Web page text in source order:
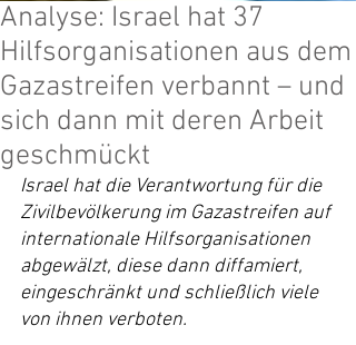
Analyse: Israel hat 37
Hilfsorganisationen aus dem
Gazastreifen verbannt – und
sich dann mit deren Arbeit
geschmückt
Israel hat die Verantwortung für die
Zivilbevölkerung im Gazastreifen auf
internationale Hilfsorganisationen
abgewälzt, diese dann diffamiert,
eingeschränkt und schließlich viele
von ihnen verboten.